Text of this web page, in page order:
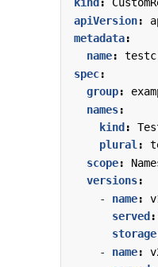
kind :
apiVersion:
metadata:
name:
spec:
group:
names:
kind :
plural:
scope:
versions:
- name:
served :
storage
- name: